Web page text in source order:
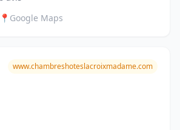
📍 Google Maps
www.chambreshoteslacroixmadame.com